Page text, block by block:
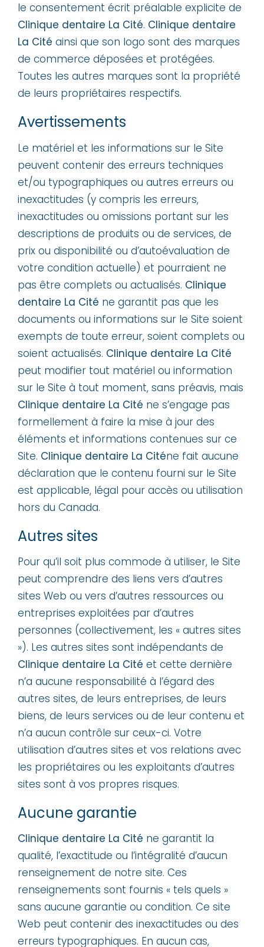
le consentement écrit préalable explicite de
Clinique dentaire La Cité. Clinique dentaire
La Cité ainsi que son logo sont des marques
de commerce déposées et protégées.
Toutes les autres marques sont la propriété
de leurs propriétaires respectifs.
Avertissements
Le matériel et les informations sur le Site
peuvent contenir des erreurs techniques
et/ou typographiques ou autres erreurs ou
inexactitudes (y compris les erreurs,
inexactitudes ou omissions portant sur les
descriptions de produits ou de services, de
prix ou disponibilité ou d’autoévaluation de
votre condition actuelle) et pourraient ne
pas être complets ou actualisés. Clinique
dentaire La Cité ne garantit pas que les
documents ou informations sur le Site soient
exempts de toute erreur, soient complets ou
soient actualisés. Clinique dentaire La Cité
peut modifier tout matériel ou information
sur le Site à tout moment, sans préavis, mais
Clinique dentaire La Cité ne s’engage pas
formellement à faire la mise à jour des
éléments et informations contenues sur ce
Site. Clinique dentaire La Citéne fait aucune
déclaration que le contenu fourni sur le Site
est applicable, légal pour accès ou utilisation
hors du Canada.
Autres sites
Pour qu’il soit plus commode à utiliser, le Site
peut comprendre des liens vers d’autres
sites Web ou vers d’autres ressources ou
entreprises exploitées par d’autres
personnes (collectivement, les « autres sites
»). Les autres sites sont indépendants de
Clinique dentaire La Cité et cette dernière
n’a aucune responsabilité à l’égard des
autres sites, de leurs entreprises, de leurs
biens, de leurs services ou de leur contenu et
n’a aucun contrôle sur ceux-ci. Votre
utilisation d’autres sites et vos relations avec
les propriétaires ou les exploitants d’autres
sites sont à vos propres risques.
Aucune garantie
Clinique dentaire La Cité ne garantit la
qualité, l’exactitude ou l’intégralité d’aucun
renseignement de notre site. Ces
renseignements sont fournis « tels quels »
sans aucune garantie ou condition. Ce site
Web peut contenir des inexactitudes ou des
erreurs typographiques. En aucun cas,